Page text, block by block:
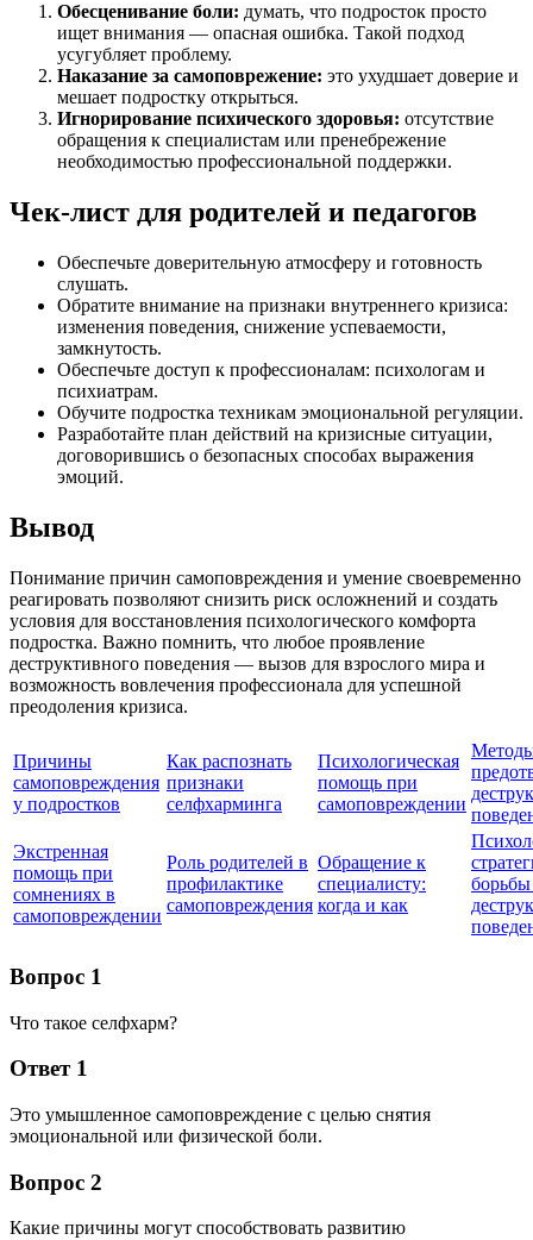
Обесценивание боли: думать, что подросток просто
ищет внимания — опасная ошибка. Такой подход
усугубляет проблему.
Наказание за самоповрежение: это ухудшает доверие и
мешает подростку открыться.
Игнорирование психического здоровья: отсутствие
обращения к специалистам или пренебрежение
необходимостью профессиональной поддержки.
Чек-лист для родителей и педагогов
Обеспечьте доверительную атмосферу и готовность
слушать.
Обратите внимание на признаки внутреннего кризиса:
изменения поведения, снижение успеваемости,
замкнутость.
Обеспечьте доступ к профессионалам: психологам и
психиатрам.
Обучите подростка техникам эмоциональной регуляции.
Разработайте план действий на кризисные ситуации,
договорившись о безопасных способах выражения
эмоций.
Вывод
Понимание причин самоповреждения и умение своевременно
реагировать позволяют снизить риск осложнений и создать
условия для восстановления психологического комфорта
подростка. Важно помнить, что любое проявление
деструктивного поведения — вызов для взрослого мира и
возможность вовлечения профессионала для успешной
преодоления кризиса.
Причины
самоповреждения
у подростков
Как распознать
признаки
селфхарминга
Психологическая
помощь при
самоповреждении
Экстренная
помощь при
сомнениях в
самоповреждении
Роль родителей в
профилактике
самоповреждения
Обращение к
специалисту:
когда и как
борьбы
Вопрос 1
Что такое селфхарм?
Ответ 1
Это умышленное самоповреждение с целью снятия
эмоциональной или физической боли.
Вопрос 2
Какие причины могут способствовать развитию